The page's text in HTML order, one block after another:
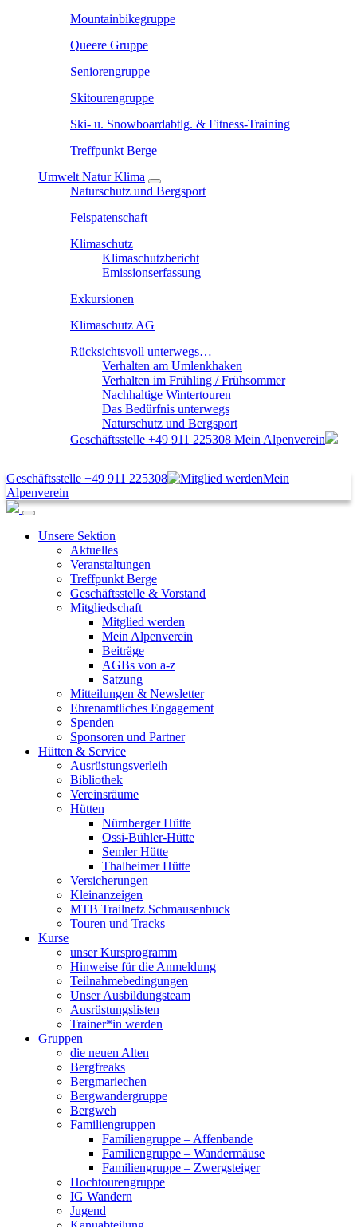
Mountainbikegruppe
Queere Gruppe
Seniorengruppe
Skitourengruppe
Ski- u. Snowboardabtlg. & Fitness-Training
Treffpunkt Berge
Umwelt Natur Klima
Naturschutz und Bergsport
Felspatenschaft
Klimaschutz
Klimaschutzbericht
Emissionserfassung
Exkursionen
Klimaschutz AG
Rücksichtsvoll unterwegs…
Verhalten am Umlenkhaken
Verhalten im Frühling / Frühsommer
Nachhaltige Wintertouren
Das Bedürfnis unterwegs
Naturschutz und Bergsport
Geschäftsstelle +49 911 225308 Mein Alpenverein
Geschäftsstelle +49 911 225308
Mein
Alpenverein
Unsere Sektion
Aktuelles
Veranstaltungen
Treffpunkt Berge
Geschäftsstelle & Vorstand
Mitgliedschaft
Mitglied werden
Mein Alpenverein
Beiträge
AGBs von a-z
Satzung
Mitteilungen & Newsletter
Ehrenamtliches Engagement
Spenden
Sponsoren und Partner
Hütten & Service
Ausrüstungsverleih
Bibliothek
Vereinsräume
Hütten
Nürnberger Hütte
Ossi-Bühler-Hütte
Semler Hütte
Thalheimer Hütte
Versicherungen
Kleinanzeigen
MTB Trailnetz Schmausenbuck
Touren und Tracks
Kurse
unser Kursprogramm
Hinweise für die Anmeldung
Teilnahmebedingungen
Unser Ausbildungsteam
Ausrüstungslisten
Trainer*in werden
Gruppen
die neuen Alten
Bergfreaks
Bergmariechen
Bergwandergruppe
Bergweh
Familiengruppen
Familiengruppe – Affenbande
Familiengruppe – Wandermäuse
Familiengruppe – Zwergsteiger
Hochtourengruppe
IG Wandern
Jugend